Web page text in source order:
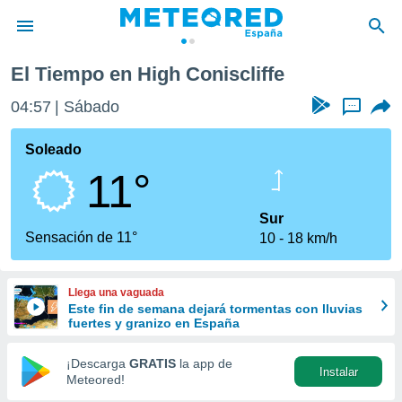
de
por
que se
calidad.
a este
las
y
forma
digital
basada
El Tiempo en High Coniscliffe
04:57 Sábado ...
Soleado
11°
Sensación de 11°
Sur
10
18 km/h
Llega una vaguada
Este fin de semana dejará tormentas con lluvias
fuertes y granizo en España
¡Descarga GRATIS la app de
Meteored!
Instalar